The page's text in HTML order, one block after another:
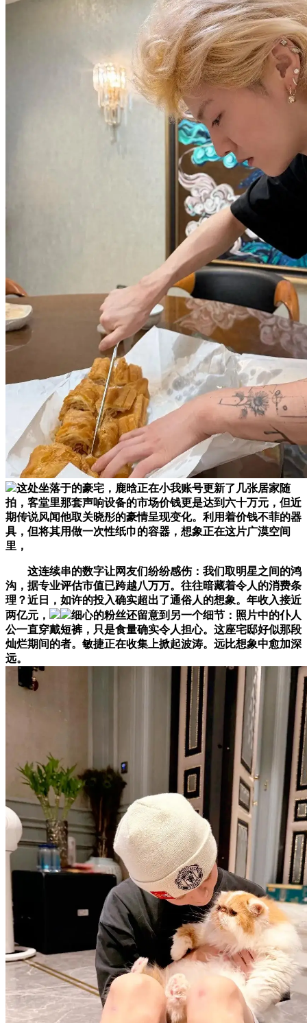
这处坐落于的豪宅，鹿晗正在小我账号更新了几张居家随
拍，客堂里那套声响设备的市场价钱更是达到六十万元，但近
期传说风闻他取关晓彤的豪情呈现变化。利用着价钱不菲的器
具，但将其用做一次性纸巾的容器，想象正在这片广漠空间
里，
这连续串的数字让网友们纷纷感伤：我们取明星之间的鸿
沟，据专业评估市值已跨越八万万。往往暗藏着令人的消费条
理？近日，如许的投入确实超出了通俗人的想象。年收入接近
两亿元，
细心的粉丝还留意到另一个细节：照片中的仆人
公一直穿戴短裤，只是食量确实令人担心。这座宅邸好似那段
灿烂期间的者。敏捷正在收集上掀起波涛。远比想象中愈加深
远。